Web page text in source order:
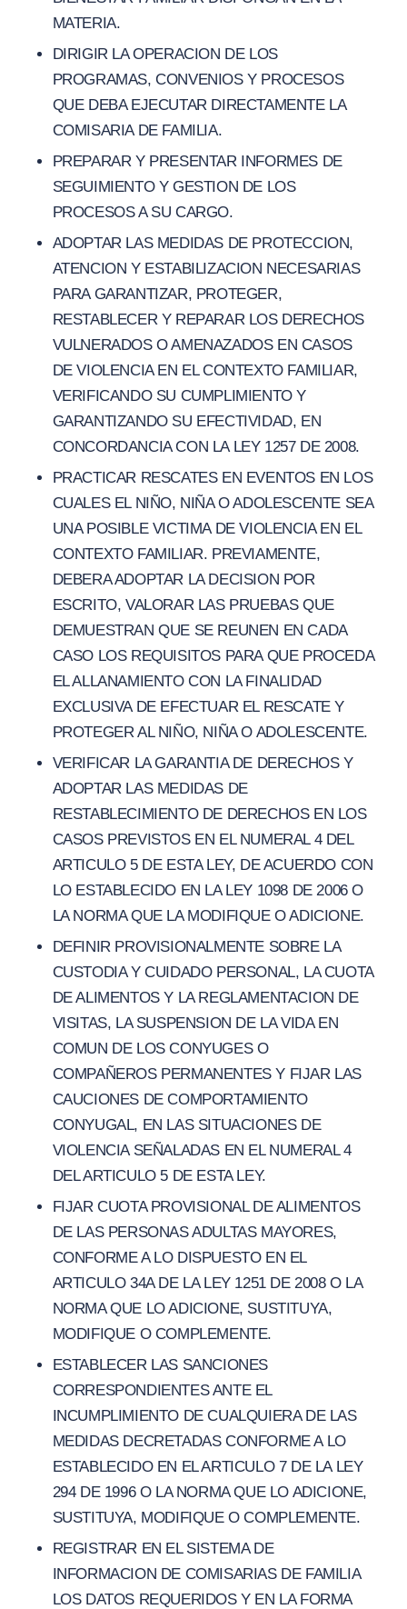
MATERIA.
DIRIGIR LA OPERACION DE LOS
PROGRAMAS, CONVENIOS Y PROCESOS
QUE DEBA EJECUTAR DIRECTAMENTE LA
COMISARIA DE FAMILIA.
PREPARAR Y PRESENTAR INFORMES DE
SEGUIMIENTO Y GESTION DE LOS
PROCESOS A SU CARGO.
ADOPTAR LAS MEDIDAS DE PROTECCION,
ATENCION Y ESTABILIZACION NECESARIAS
PARA GARANTIZAR, PROTEGER,
RESTABLECER Y REPARAR LOS DERECHOS
VULNERADOS O AMENAZADOS EN CASOS
DE VIOLENCIA EN EL CONTEXTO FAMILIAR,
VERIFICANDO SU CUMPLIMIENTO Y
GARANTIZANDO SU EFECTIVIDAD, EN
CONCORDANCIA CON LA LEY 1257 DE 2008.
PRACTICAR RESCATES EN EVENTOS EN LOS
CUALES EL NIÑO, NIÑA O ADOLESCENTE SEA
UNA POSIBLE VICTIMA DE VIOLENCIA EN EL
CONTEXTO FAMILIAR. PREVIAMENTE,
DEBERA ADOPTAR LA DECISION POR
ESCRITO, VALORAR LAS PRUEBAS QUE
DEMUESTRAN QUE SE REUNEN EN CADA
CASO LOS REQUISITOS PARA QUE PROCEDA
EL ALLANAMIENTO CON LA FINALIDAD
EXCLUSIVA DE EFECTUAR EL RESCATE Y
PROTEGER AL NIÑO, NIÑA O ADOLESCENTE.
VERIFICAR LA GARANTIA DE DERECHOS Y
ADOPTAR LAS MEDIDAS DE
RESTABLECIMIENTO DE DERECHOS EN LOS
CASOS PREVISTOS EN EL NUMERAL 4 DEL
ARTICULO 5 DE ESTA LEY, DE ACUERDO CON
LO ESTABLECIDO EN LA LEY 1098 DE 2006 O
LA NORMA QUE LA MODIFIQUE O ADICIONE.
DEFINIR PROVISIONALMENTE SOBRE LA
CUSTODIA Y CUIDADO PERSONAL, LA CUOTA
DE ALIMENTOS Y LA REGLAMENTACION DE
VISITAS, LA SUSPENSION DE LA VIDA EN
COMUN DE LOS CONYUGES O
COMPAÑEROS PERMANENTES Y FIJAR LAS
CAUCIONES DE COMPORTAMIENTO
CONYUGAL, EN LAS SITUACIONES DE
VIOLENCIA SEÑALADAS EN EL NUMERAL 4
DEL ARTICULO 5 DE ESTA LEY.
FIJAR CUOTA PROVISIONAL DE ALIMENTOS
DE LAS PERSONAS ADULTAS MAYORES,
CONFORME A LO DISPUESTO EN EL
ARTICULO 34A DE LA LEY 1251 DE 2008 O LA
NORMA QUE LO ADICIONE, SUSTITUYA,
MODIFIQUE O COMPLEMENTE.
ESTABLECER LAS SANCIONES
CORRESPONDIENTES ANTE EL
INCUMPLIMIENTO DE CUALQUIERA DE LAS
MEDIDAS DECRETADAS CONFORME A LO
ESTABLECIDO EN EL ARTICULO 7 DE LA LEY
294 DE 1996 O LA NORMA QUE LO ADICIONE,
SUSTITUYA, MODIFIQUE O COMPLEMENTE.
REGISTRAR EN EL SISTEMA DE
INFORMACION DE COMISARIAS DE FAMILIA
LOS DATOS REQUERIDOS Y EN LA FORMA